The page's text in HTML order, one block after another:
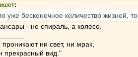
:
уже бесконечное количество жизней,
- не спираль, а колесо.
ни свет, ни мрак,
прекрасный вид."